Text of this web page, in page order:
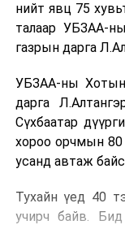
нийт явц 75
талаар УБЗАА-
газрын дарга
УБЗАА-ны
дарга
Сүхбаатар
хороо орчмын
усанд автаж
Тухайн үед 40
учирч байв.